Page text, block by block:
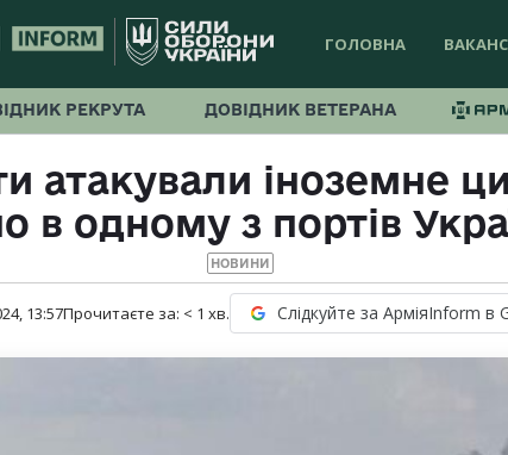
ГОЛОВНА
РЕКРУТА ДОВІДНИК ВЕТЕРАНА
атакували іноземне
в одному з портів
НОВИНИ
13:57Прочитаєте за: < 1 хв. Слідкуйте за АрміяInform в